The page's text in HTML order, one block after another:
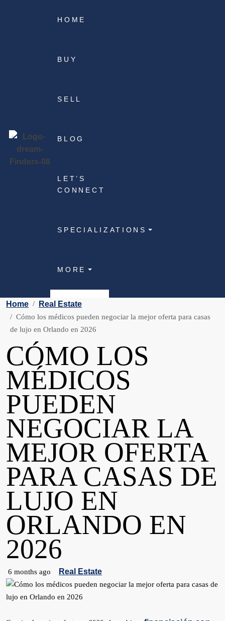
HOME
BUY
SELL
BLOG
LET’S
CONNECT
SPECIALIZATIONS
MORE
Home Real Estate
Cómo los médicos pueden negociar la mejor oferta para casas
de lujo en Orlando en 2026
CÓMO LOS
MÉDICOS
PUEDEN
NEGOCIAR LA
MEJOR OFERTA
PARA CASAS DE
LUJO EN
ORLANDO EN
2026
6 months ago Real Estate